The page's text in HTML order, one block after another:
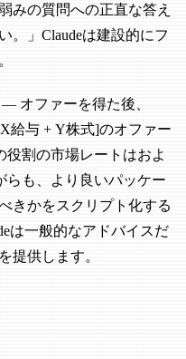
みの質問への正直な答え
。」Claudeは建設的にフ
— オファーを得た後、
給与 + Y株式]のオファー
割の市場レートはおよ
らも、より良いパッケー
きかをスクリプト化する
は一般的なアドバイスだ
提供します。